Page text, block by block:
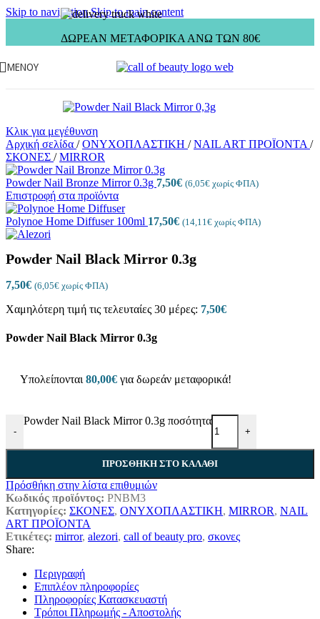
Skip to navigationSkip to main content
ΔΩΡΕΑΝ ΜΕΤΑΦΟΡΙΚΑ ΑΝΩ ΤΩΝ 80€
ΜΕΝΟΥ
Κλικ για μεγέθυνση
Αρχική σελίδα / ΟΝΥΧΟΠΛΑΣΤΙΚΗ / NAIL ART ΠΡΟΪΟΝΤΑ /
ΣΚΟΝΕΣ / MIRROR
Powder Nail Bronze Mirror 0.3g 7,50€ (6,05€ χωρίς ΦΠΑ)
Επιστροφή στα προϊόντα
Polynoe Home Diffuser 100ml 17,50€ (14,11€ χωρίς ΦΠΑ)
Powder Nail Black Mirror 0.3g
7,50€ (6,05€ χωρίς ΦΠΑ)
Χαμηλότερη τιμή τις τελευταίες 30 μέρες: 7,50€
Powder Nail Black Mirror 0.3g
Υπολείπονται 80,00€ για δωρεάν μεταφορικά!
-
Powder Nail Black Mirror 0.3g ποσότητα
+
ΠΡΟΣΘΗΚΗ ΣΤΟ ΚΑΛΑΘΙ
Πρόσθήκη στην λίστα επιθυμιών
Κωδικός προϊόντος: PNBM3
Κατηγορίες: ΣΚΟΝΕΣ, ΟΝΥΧΟΠΛΑΣΤΙΚΗ, MIRROR, NAIL
ART ΠΡΟΪΟΝΤΑ
Ετικέτες: mirror, alezori, call of beauty pro, σκονες
Share:
Περιγραφή
Επιπλέον πληροφορίες
Πληροφορίες Κατασκευαστή
Τρόποι Πληρωμής - Αποστολής